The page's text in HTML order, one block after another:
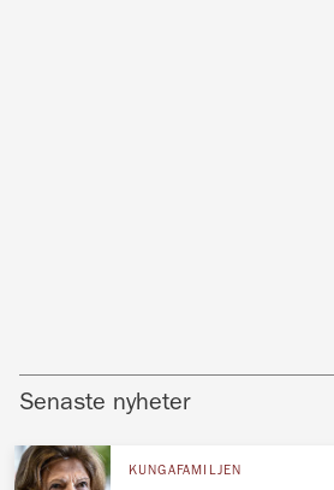
Senaste nyheter
KUNGAFAMILJEN